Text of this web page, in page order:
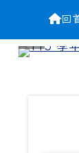
台南
導覽列回